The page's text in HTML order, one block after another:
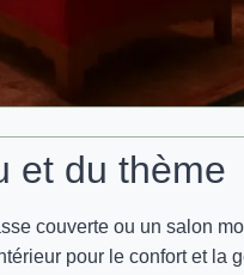
et du thème
couverte ou un salon
pour le confort et la